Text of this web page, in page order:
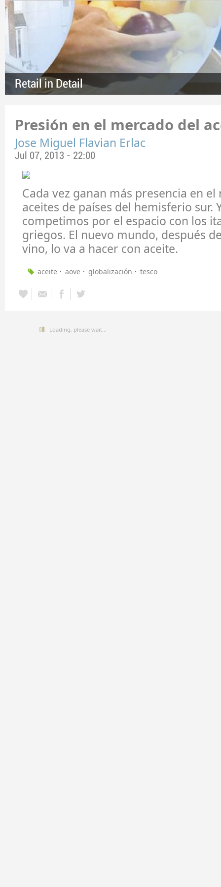
Retail in Detail
Presión en el mercado del
Jose Miguel Flavian Erlac
Jul 07, 2013 - 22:00
Cada vez ganan más presencia en el
aceites de países del hemisferio sur.
competimos por el espacio con los
griegos. El nuevo mundo, después
vino, lo va a hacer con aceite.
aceite aove globalización tesco
Loading, please wait...